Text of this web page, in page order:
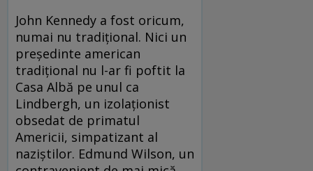
John Kennedy a fost oricum,
numai nu tradițional. Nici un
președinte american
tradițional nu l-ar fi poftit la
Casa Albă pe unul ca
Lindbergh, un izolaționist
obsedat de primatul
Americii, simpatizant al
naziștilor. Edmund Wilson, un